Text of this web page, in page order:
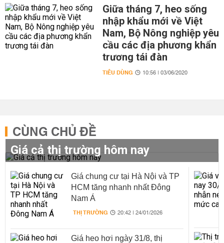
Giữa tháng 7, heo sống
nhập khẩu mới về Việt
Nam, Bộ Nông nghiệp yêu
cầu các địa phương khẩn
trương tái đàn
TIÊU DÙNG 10:56 | 03/06/2020
CÙNG CHỦ ĐỀ
Giá cả thị trường hôm nay
Giá chung cư tại Hà Nội và TP
HCM tăng nhanh nhất Đông
Nam Á
THỊ TRƯỜNG 20:42 | 24/01/2026
Giá heo hơi ngày 31/8, thị